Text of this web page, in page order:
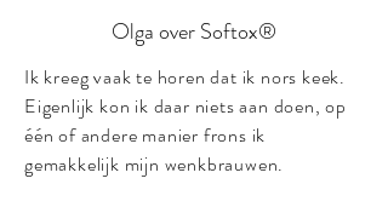
Olga over Softox®
Ik kreeg vaak te horen dat ik nors keek.
Eigenlijk kon ik daar niets aan doen, op
één of andere manier frons ik
gemakkelijk mijn wenkbrauwen.